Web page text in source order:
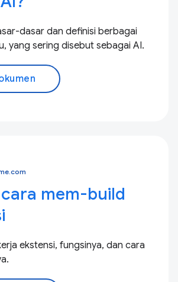
dasar dan definisi berbagai
yang sering disebut sebagai AI.
mem-build
ekstensi, fungsinya, dan cara